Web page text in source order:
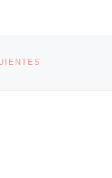
entradas